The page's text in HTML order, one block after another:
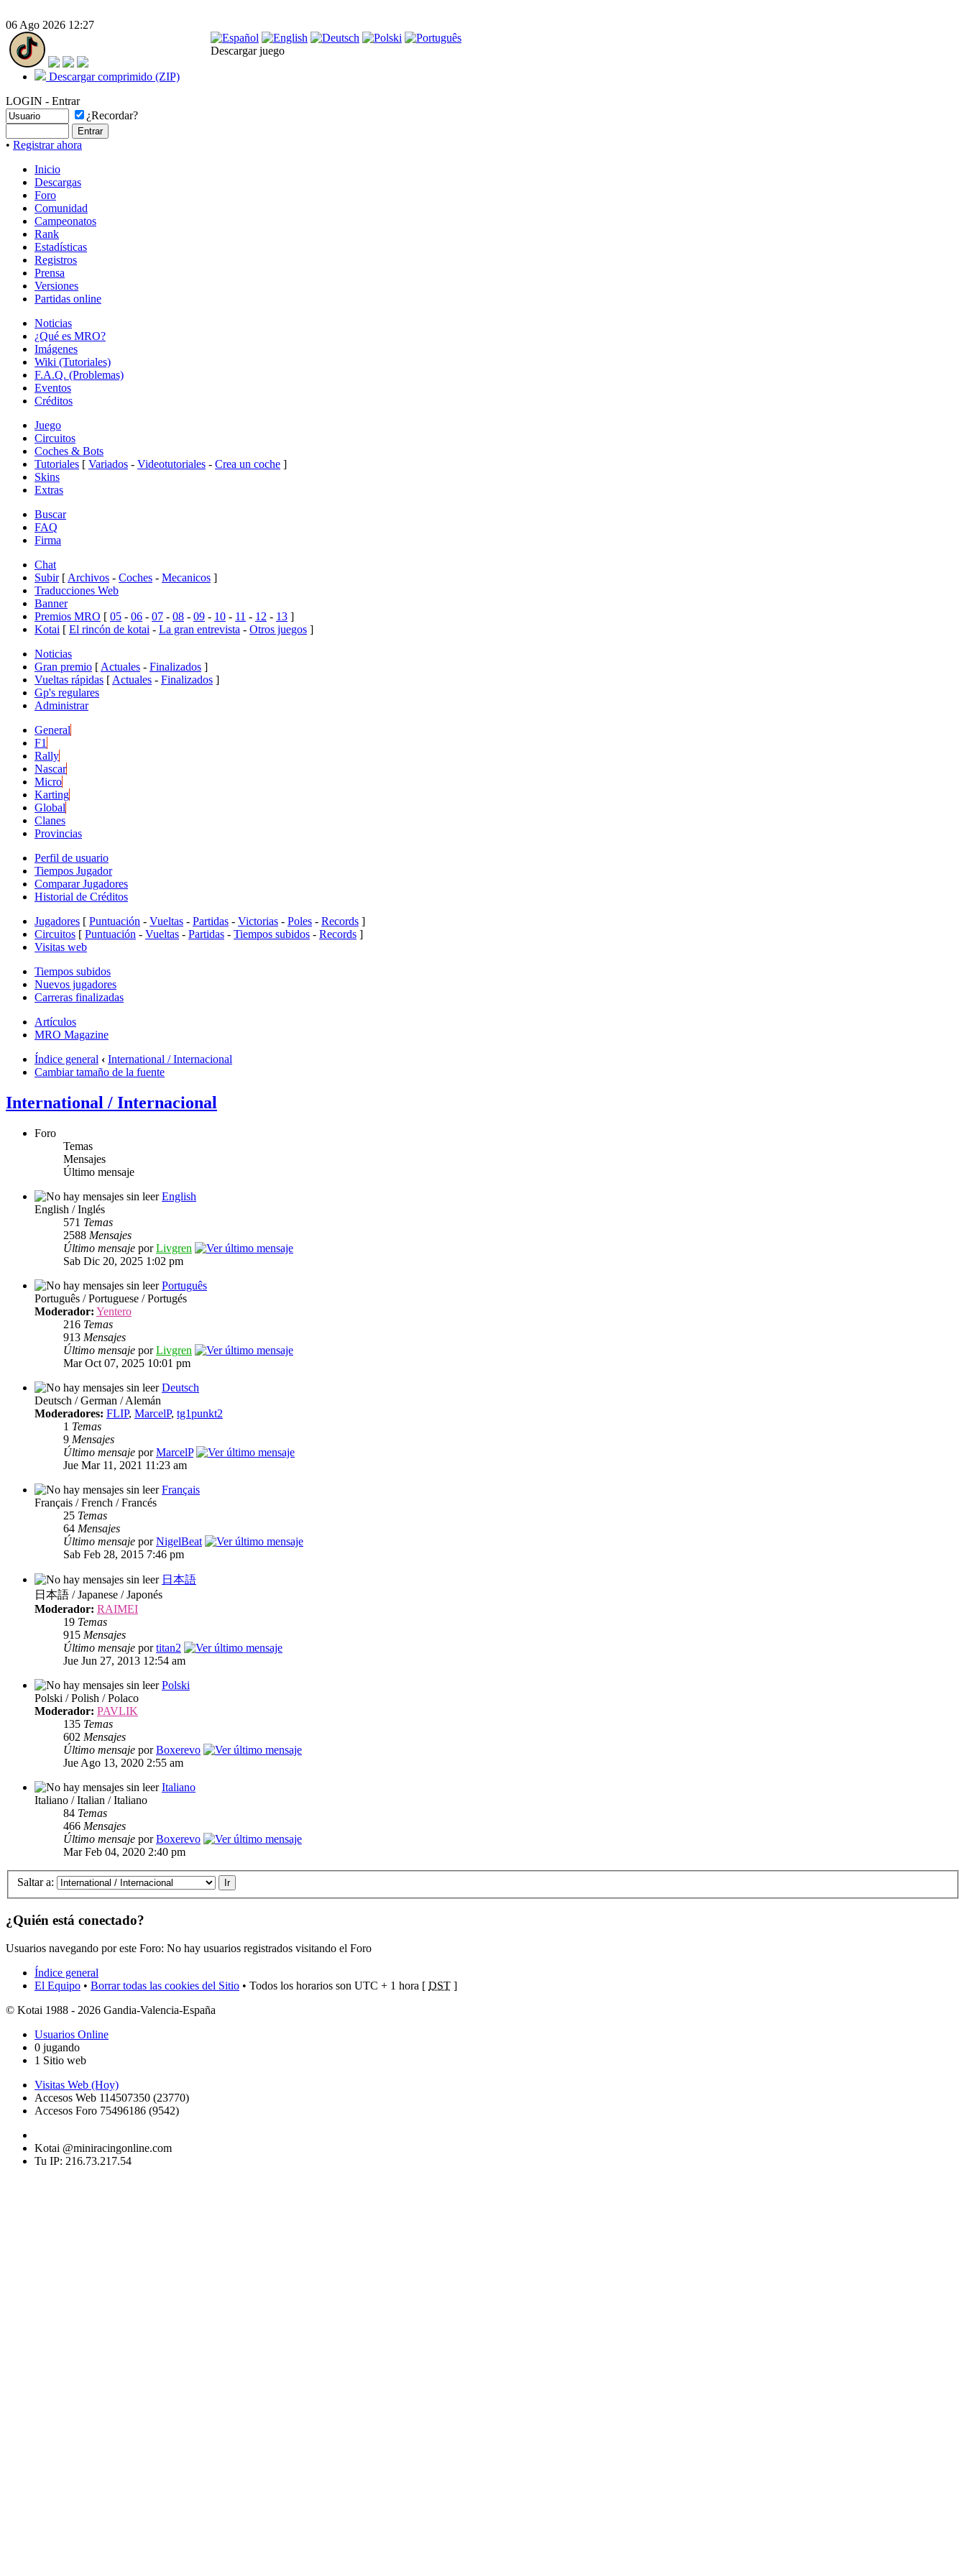
06 Ago 2026 12:27
Descargar juego
Descargar comprimido (ZIP)
LOGIN - Entrar
¿Recordar?
• Registrar ahora
Inicio
Descargas
Foro
Comunidad
Campeonatos
Rank
Estadísticas
Registros
Prensa
Versiones
Partidas online
Noticias
¿Qué es MRO?
Imágenes
Wiki (Tutoriales)
F.A.Q. (Problemas)
Eventos
Créditos
Juego
Circuitos
Coches & Bots
Tutoriales [ Variados - Videotutoriales - Crea un coche ]
Skins
Extras
Buscar
FAQ
Firma
Chat
Subir [ Archivos - Coches - Mecanicos ]
Traducciones Web
Banner
Premios MRO [ 05 - 06 - 07 - 08 - 09 - 10 - 11 - 12 - 13 ]
Kotai [ El rincón de kotai - La gran entrevista - Otros juegos ]
Noticias
Gran premio [ Actuales - Finalizados ]
Vueltas rápidas [ Actuales - Finalizados ]
Gp's regulares
Administrar
General
F1
Rally
Nascar
Micro
Karting
Global
Clanes
Provincias
Perfil de usuario
Tiempos Jugador
Comparar Jugadores
Historial de Créditos
Jugadores [ Puntuación - Vueltas - Partidas - Victorias - Poles - Records ]
Circuitos [ Puntuación - Vueltas - Partidas - Tiempos subidos - Records ]
Visitas web
Tiempos subidos
Nuevos jugadores
Carreras finalizadas
Artículos
MRO Magazine
Índice general ‹ International / Internacional
Cambiar tamaño de la fuente
International / Internacional
Foro
Temas
Mensajes
Último mensaje
English
English / Inglés
571 Temas
2588 Mensajes
Último mensaje porLivgren
Sab Dic 20, 2025 1:02 pm
Português
Português / Portuguese / Portugés
Moderador: Yentero
216 Temas
913 Mensajes
Último mensaje porLivgren
Mar Oct 07, 2025 10:01 pm
Deutsch
Deutsch / German / Alemán
Moderadores: FLIP, MarcelP, tg1punkt2
1 Temas
9 Mensajes
Último mensaje porMarcelP
Jue Mar 11, 2021 11:23 am
Français
Français / French / Francés
25 Temas
64 Mensajes
Último mensaje porNigelBeat
Sab Feb 28, 2015 7:46 pm
日本語
日本語 / Japanese / Japonés
Moderador: RAIMEI
19 Temas
915 Mensajes
Último mensaje portitan2
Jue Jun 27, 2013 12:54 am
Polski
Polski / Polish / Polaco
Moderador: PAVLIK
135 Temas
602 Mensajes
Último mensaje porBoxerevo
Jue Ago 13, 2020 2:55 am
Italiano
Italiano / Italian / Italiano
84 Temas
466 Mensajes
Último mensaje porBoxerevo
Mar Feb 04, 2020 2:40 pm
Saltar a:
¿Quién está conectado?
Usuarios navegando por este Foro: No hay usuarios registrados visitando el Foro
Índice general
El Equipo • Borrar todas las cookies del Sitio • Todos los horarios son UTC + 1 hora [ DST ]
© Kotai 1988 - 2026 Gandia-Valencia-España
Usuarios Online
0 jugando
1 Sitio web
Visitas Web (Hoy)
Accesos Web 114507350 (23770)
Accesos Foro 75496186 (9542)
Kotai @miniracingonline.com
Tu IP: 216.73.217.54